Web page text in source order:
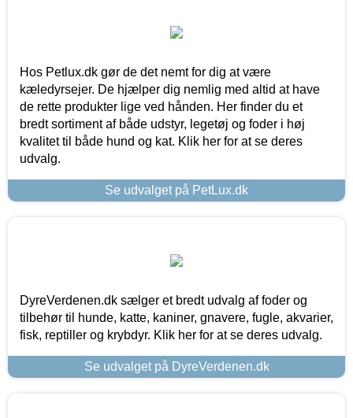
Hos Petlux.dk gør de det nemt for dig at være
kæledyrsejer. De hjælper dig nemlig med altid at have
de rette produkter lige ved hånden. Her finder du et
bredt sortiment af både udstyr, legetøj og foder i høj
kvalitet til både hund og kat. Klik her for at se deres
udvalg.
Se udvalget på PetLux.dk
DyreVerdenen.dk sælger et bredt udvalg af foder og
tilbehør til hunde, katte, kaniner, gnavere, fugle, akvarier,
fisk, reptiller og krybdyr. Klik her for at se deres udvalg.
Se udvalget på DyreVerdenen.dk